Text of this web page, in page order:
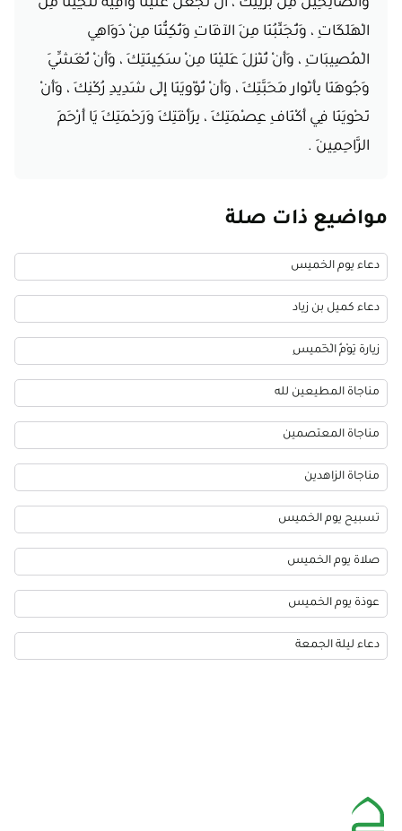
وَالصَّالِحِينَ مِنْ بَرِيَّتِكَ ، أَنْ تَجْعَلَ عَلَيْنَا وَاقِيَةً تُنْجِينَا مِنَ
الْهَلَكَاتِ ، وَتُجَنِّبُنَا مِنَ الآفَاتِ وَتُكِنُّنَا مِنْ دَوَاهِي
الْمُصِيبَاتِ ، وَأَنْ تُنْزِلَ عَلَيْنَا مِنْ سَكِينَتِكَ ، وَأَنْ تُغَشِّيَ
وَجُوهَنَا بِأَنْوارِ مَحَبَّتِكَ ، وَأَنْ تُؤْوِيَنَا إِلَى شَدِيدِ رُكْنِكَ ، وَأَنْ
تَحْوِيَنَا فِي أَكْنَافِ عِصْمَتِكَ ، بِرَأْفَتِكَ وَرَحْمَتِكَ يَا أَرْحَمَ
الرَّاحِمِينَ .
مواضيع ذات صلة
دعاء يوم الخميس
دعاء كميل بن زياد
زيارة يَوْمُ الْخَميسِ
مناجاة المطيعين لله
مناجاة المعتصمين
مناجاة الزاهدين
تسبيح يوم الخميس
صلاة يوم الخميس
عوذة يوم الخميس
دعاء ليلة الجمعة